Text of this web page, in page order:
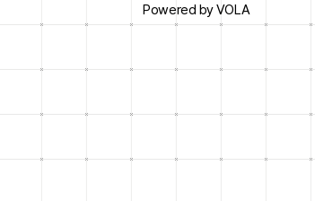
Powered by VOLA